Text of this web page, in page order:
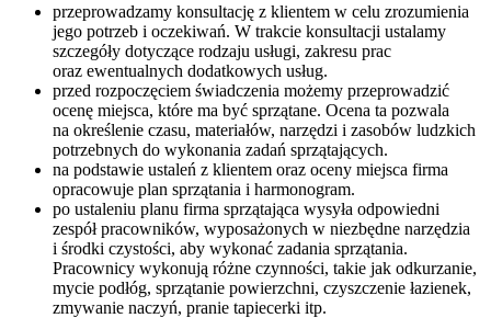
przeprowadzamy konsultację z klientem w celu zrozumienia
jego potrzeb i oczekiwań. W trakcie konsultacji ustalamy
szczegóły dotyczące rodzaju usługi, zakresu prac
oraz ewentualnych dodatkowych usług.
przed rozpoczęciem świadczenia możemy przeprowadzić
ocenę miejsca, które ma być sprzątane. Ocena ta pozwala
na określenie czasu, materiałów, narzędzi i zasobów ludzkich
potrzebnych do wykonania zadań sprzątających.
na podstawie ustaleń z klientem oraz oceny miejsca firma
opracowuje plan sprzątania i harmonogram.
po ustaleniu planu firma sprzątająca wysyła odpowiedni
zespół pracowników, wyposażonych w niezbędne narzędzia
i środki czystości, aby wykonać zadania sprzątania.
Pracownicy wykonują różne czynności, takie jak odkurzanie,
mycie podłóg, sprzątanie powierzchni, czyszczenie łazienek,
zmywanie naczyń, pranie tapiecerki itp.